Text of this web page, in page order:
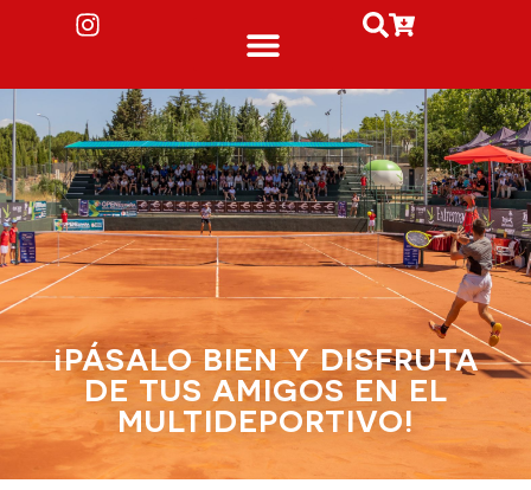
¡PÁSALO BIEN Y DISFRUTA
DE TUS AMIGOS EN EL
MULTIDEPORTIVO!